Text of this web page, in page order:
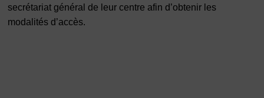
secrétariat général de leur centre afin d’obtenir les
modalités d’accès.